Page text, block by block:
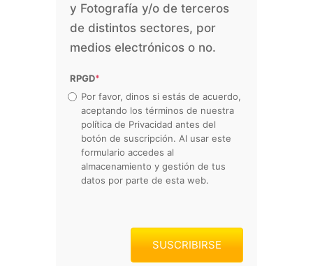
y Fotografía y/o de terceros
de distintos sectores, por
medios electrónicos o no.
RPGD*
Por favor, dinos si estás de acuerdo,
aceptando los términos de nuestra
política de Privacidad antes del
botón de suscripción. Al usar este
formulario accedes al
almacenamiento y gestión de tus
datos por parte de esta web.